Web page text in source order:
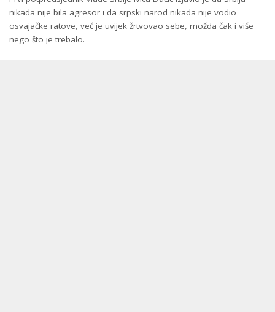
nikada nije bila agresor i da srpski narod nikada nije vodio
osvajačke ratove, već je uvijek žrtvovao sebe, možda čak i više
nego što je trebalo.